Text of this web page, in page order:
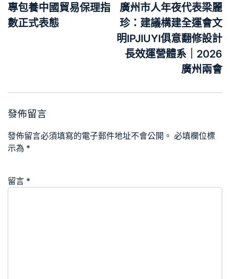
章
導
專包養中國貿易保理指
數正式表態
廣州市人年夜代表梁麗
珍：建議構建全運會文
明IPJIUYI俱意翻修設計
長效運營體系｜2026
廣州兩會
發佈留言
發佈留言必須填寫的電子郵件地址不會公開。 必填欄位標
示為 *
留言 *